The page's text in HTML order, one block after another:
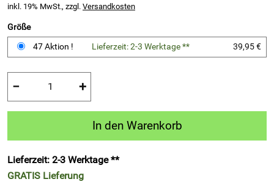
inkl. 19% MwSt., zzgl. Versandkosten
Größe
47 Aktion !
Lieferzeit: 2-3 Werktage ** 39,95 €
− +
In den Warenkorb
Lieferzeit: 2-3 Werktage **
GRATIS Lieferung